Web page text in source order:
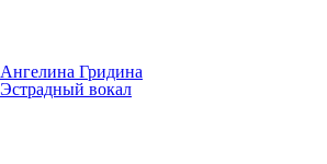
Ангелина Гридина
Эстрадный вокал